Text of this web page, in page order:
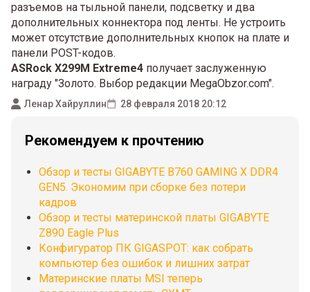
разъемов на тыльной панели, подсветку и два
дополнительных коннектора под ленты. Не устроить
может отсутствие дополнительных кнопок на плате и
панели POST-кодов.
ASRock X299M Extreme4 получает заслуженную
награду "Золото. Выбор редакции MegaObzor.com".
Ленар Хайруллин 28 февраля 2018 20:12
Рекомендуем к прочтению
Обзор и тесты GIGABYTE B760 GAMING X DDR4
GEN5. Экономим при сборке без потери
кадров
Обзор и тесты материнской платы GIGABYTE
Z890 Eagle Plus
Конфигуратор ПК GIGASPOT: как собрать
компьютер без ошибок и лишних затрат
Материнские платы MSI теперь